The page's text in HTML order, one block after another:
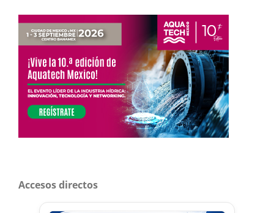
Accesos directos